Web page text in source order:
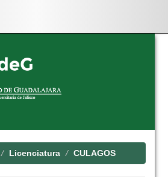
Licenciatura CULAGOS